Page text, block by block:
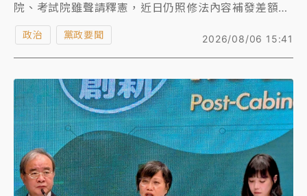
院、考試院雖聲請釋憲，近日仍照修法內容補發差額。
不過，針對立院去年1月、6月修法提高警消所得替代
率、增加志願役待遇等部分，據了解，政院未將相關預
算編入明年度總預算案，引發雙標爭議。政院發言人李
顧全體國人，不論是軍公教、勞工或是各行各業工作
者。
2026/08/06 15:41
政治 黨政要聞